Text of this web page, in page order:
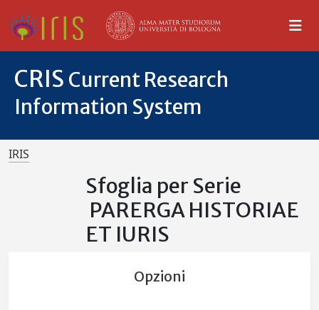
CRIS Current Research
Information System
IRIS
Sfoglia per Serie
PARERGA HISTORIAE
ET IURIS
Opzioni